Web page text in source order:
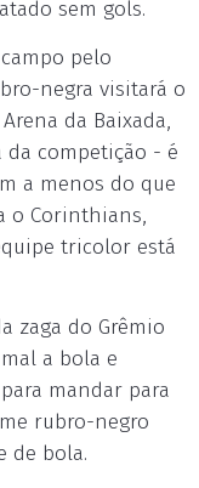
sem gols.
pelo
negra visitará o
da Baixada,
competição - é
a menos do que
o Corinthians,
tricolor está
zaga do Grêmio
a bola e
mandar para
rubro-negro
de bola.